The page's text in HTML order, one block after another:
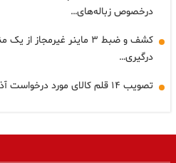
درخصوص زباله‌های…
کشف و ضبط ۳ ماینر
درگیری…
تصویب ۱۴ قلم کالای مورد درخواست آذربایجان‌غربی